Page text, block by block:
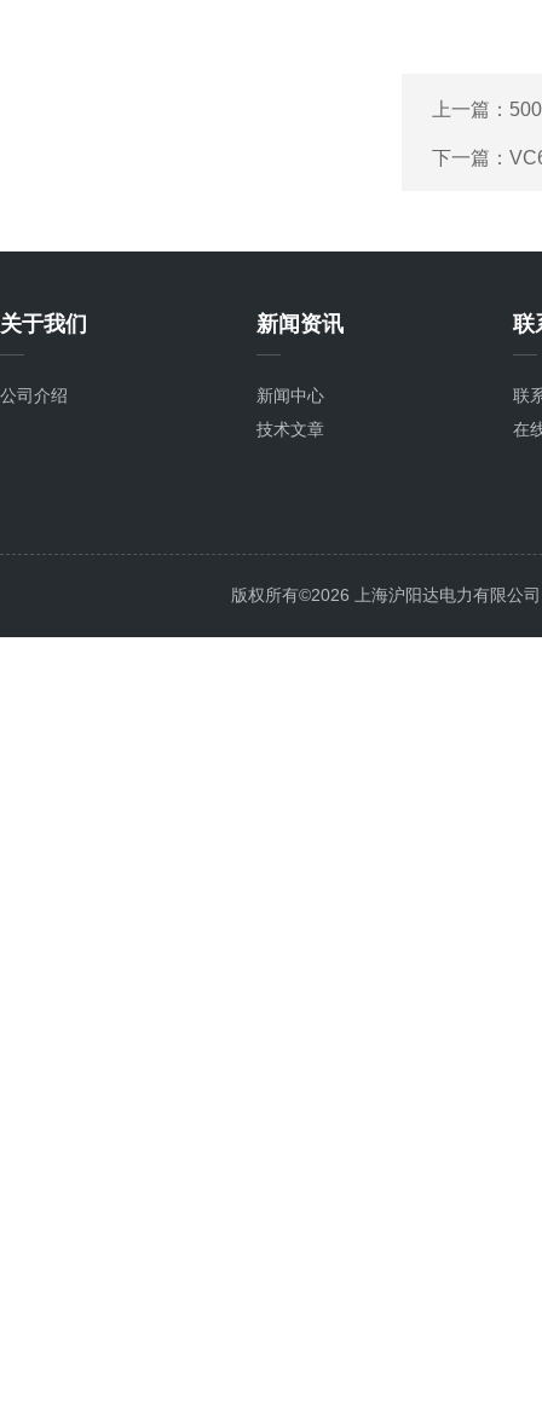
上一篇：
下一篇：
关于我们
公司介绍
新闻资讯
新闻中心
技术文章
联
联
在
版权所有©2026 上海沪阳达电力有限公